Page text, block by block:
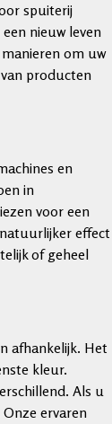
spuiterij
nieuw leven
om uw
producten
en
in
voor een
effect
of geheel
afhankelijk. Het
kleur.
Als u
ervaren